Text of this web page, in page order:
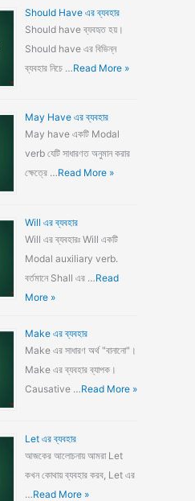
Should Have এর ব্যবহার
Should have ব্যবহৃত হয়।
Should have এর বিভিন্ন
ব্যবহার নিচে …Read More »
May Have এর ব্যবহার
May have একটি Modal
verb যেটি সাধারণত অনুমান করার
ক্ষেত্রে …Read More »
Will এর ব্যবহার
Will এর ব্যবহারঃ Will একটি
Modal auxiliary verb.
বর্তমানে Shall এর …Read
More »
Make এর ব্যবহার
Make এর সাধারণ অর্থ "বানানো"।
Make এর ব্যবহার ব্যাপক।
Causative …Read More »
Let এর ব্যবহার
আজকের আলোচনায় আমরা Let
কখন কোথায় ব্যবহার করব, Let এর
…Read More »